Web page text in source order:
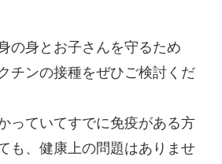
の身とお子さんを守るため
チンの接種をぜひご検討くだ
っていてすでに免疫がある方
も、健康上の問題はありませ